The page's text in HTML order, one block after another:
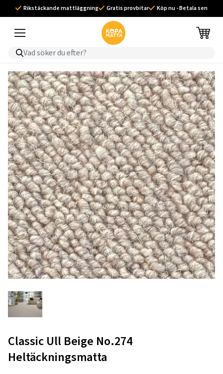
Rikstäckande mattläggning Gratis provbitar Köp nu - Betala sen
Classic Ull Beige No.274
Heltäckningsmatta